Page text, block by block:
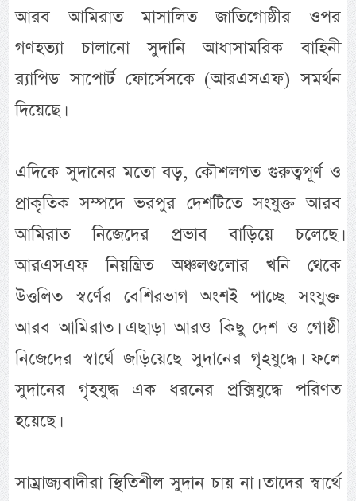
আরব আমিরাত মাসালিত জাতিগোষ্ঠীর ওপর
গণহত্যা চালানো সুদানি আধাসামরিক বাহিনী
র‍্যাপিড সাপোর্ট ফোর্সেসকে (আরএসএফ) সমর্থন
দিয়েছে।
এদিকে সুদানের মতো বড়, কৌশলগত গুরুত্বপূর্ণ ও
প্রাকৃতিক সম্পদে ভরপুর দেশটিতে সংযুক্ত আরব
আমিরাত নিজেদের প্রভাব বাড়িয়ে চলেছে।
আরএসএফ নিয়ন্ত্রিত অঞ্চলগুলোর খনি থেকে
উত্তলিত স্বর্ণের বেশিরভাগ অংশই পাচ্ছে সংযুক্ত
আরব আমিরাত। এছাড়া আরও কিছু দেশ ও গোষ্ঠী
নিজেদের স্বার্থে জড়িয়েছে সুদানের গৃহযুদ্ধে। ফলে
সুদানের গৃহযুদ্ধ এক ধরনের প্রক্সিযুদ্ধে পরিণত
হয়েছে।
সাম্রাজ্যবাদীরা স্থিতিশীল সুদান চায় না। তাদের স্বার্থে